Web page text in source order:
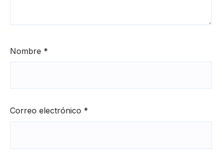
Nombre *
Correo electrónico *